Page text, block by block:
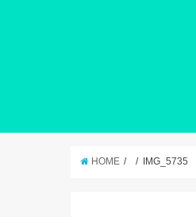
HOME IMG_5735